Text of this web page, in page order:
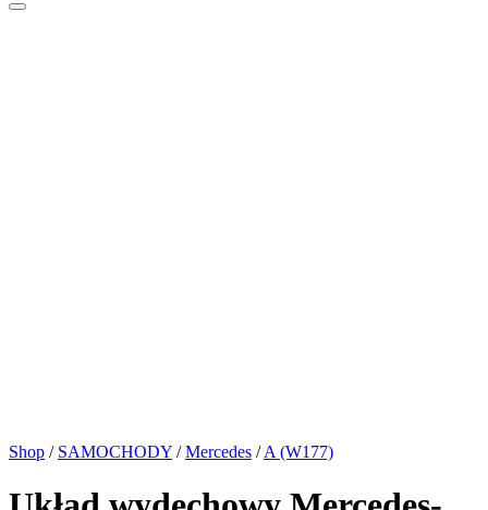
Shop / SAMOCHODY / Mercedes / A (W177)